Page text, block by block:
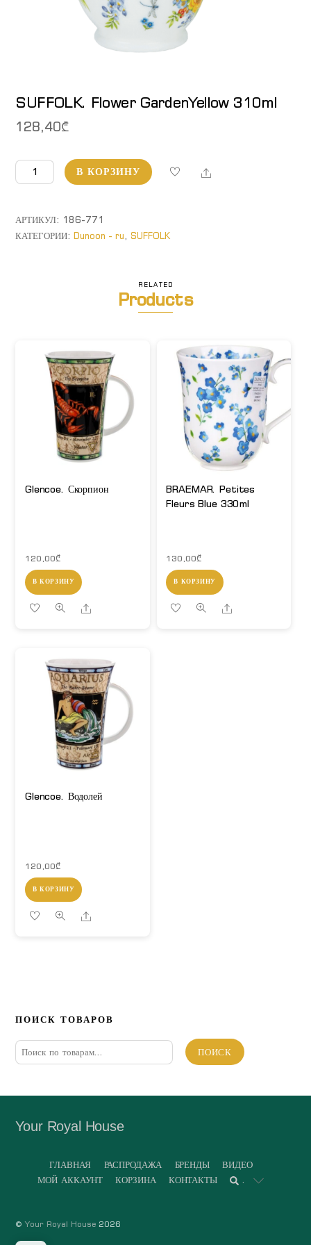
SUFFOLK. Flower GardenYellow 310ml
128,40₾
Количество
товара
Flower
GardenYellow
В КОРЗИНУ Share
АРТИКУЛ: 186-771
КАТЕГОРИИ:Dunoon - ru,SUFFOLK
RELATED
Products
Glencoe. Скорпион
120,00₾
В КОРЗИНУ
Share
BRAEMAR. Petites
Fleurs Blue 330ml
130,00₾
В КОРЗИНУ
Share
Glencoe. Водолей
120,00₾
В КОРЗИНУ
Share
ПОИСК ТОВАРОВ
Искать:
ПОИСК
Your Royal House
ГЛАВНАЯ РАСПРОДАЖА БРЕНДЫ
ВИДЕО
МОЙ АККАУНТ
КОРЗИНА КОНТАКТЫ .
©Your Royal House 2026